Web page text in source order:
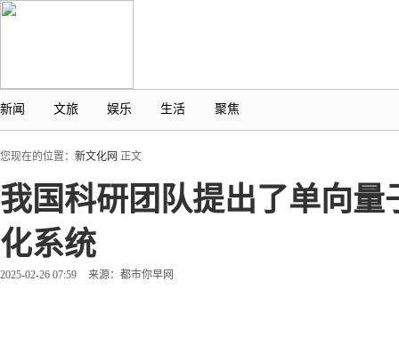
新闻 文旅 娱乐 生活 聚焦
您现在的位置： 新文化网 正文
我国科研团队提出了单向
化系统
2025-02-26 07:59 来源：都市你早网